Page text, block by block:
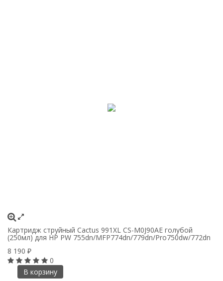
Картридж струйный Cactus 991XL CS-M0J90AE голубой
(250мл) для HP PW 755dn/MFP774dn/779dn/Pro750dw/772dn
8 190 ₽
0
В корзину